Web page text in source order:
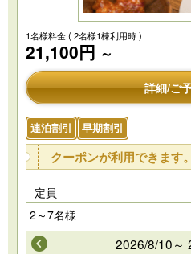
1名様料金( 2名様1棟利用時 )
21,100円 ～
詳細/ご
連泊割引 早期割引
クーポンが利用できます。
定員
2～7名様
2026/8/10～